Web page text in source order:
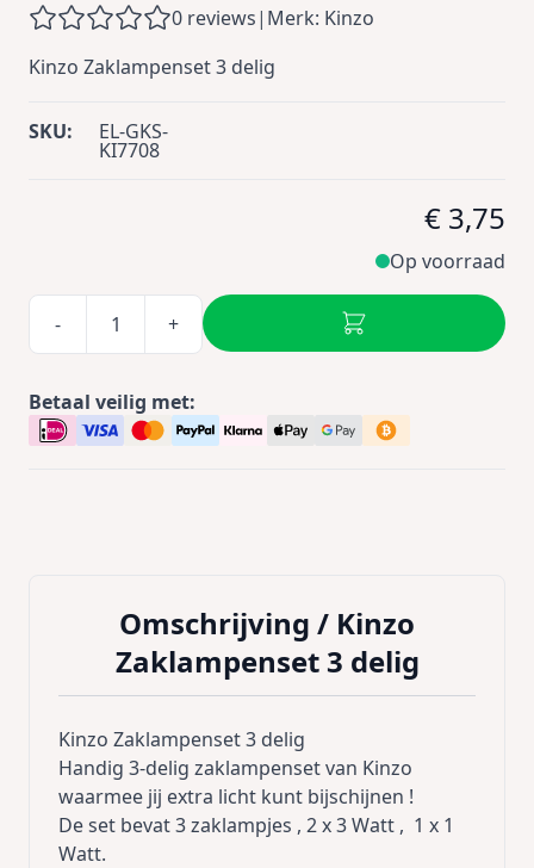
0 reviews| Merk: Kinzo
Kinzo Zaklampenset 3 delig
SKU: EL-GKS-
KI7708
€ 3,75
Op voorraad
- +
Betaal veilig met:
Omschrijving / Kinzo
Zaklampenset 3 delig
Kinzo Zaklampenset 3 delig
Handig 3-delig zaklampenset van Kinzo
waarmee jij extra licht kunt bijschijnen !
De set bevat 3 zaklampjes , 2 x 3 Watt , 1 x 1
Watt.